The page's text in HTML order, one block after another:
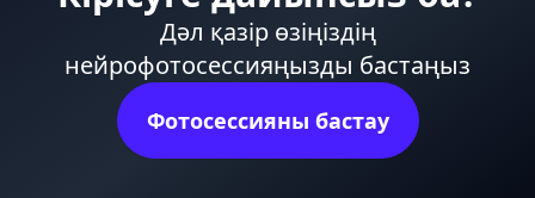
Дәл қазір өзіңіздің
нейрофотосессияңызды бастаңыз
Фотосессияны бастау